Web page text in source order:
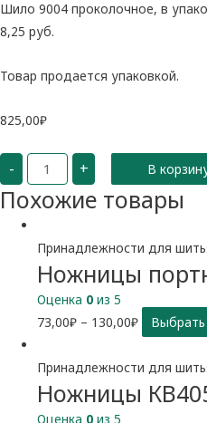
проколочное
Шило 9004 проколочное, в
8,25 руб.
Товар продается упаковкой.
825,00₽
-
Количество
Шило
9004
проколочное
+ В
Похожие товары
Принадлежности для
Ножницы
Оценка 0 из 5
73,00₽ – 130,00₽ Выбрать
Принадлежности для
Ножницы
Оценка 0 из 5